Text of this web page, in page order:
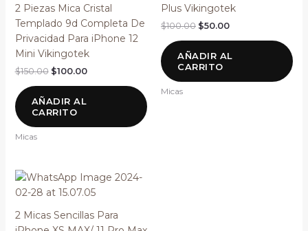
2 Piezas Mica Cristal
Templado 9d Completa De
Privacidad Para iPhone 12
Mini Vikingotek
$150.00 $100.00
AÑADIR AL
CARRITO
Micas
Plus Vikingotek
$100.00 $50.00
AÑADIR AL
CARRITO
Micas
2 Micas Sencillas Para